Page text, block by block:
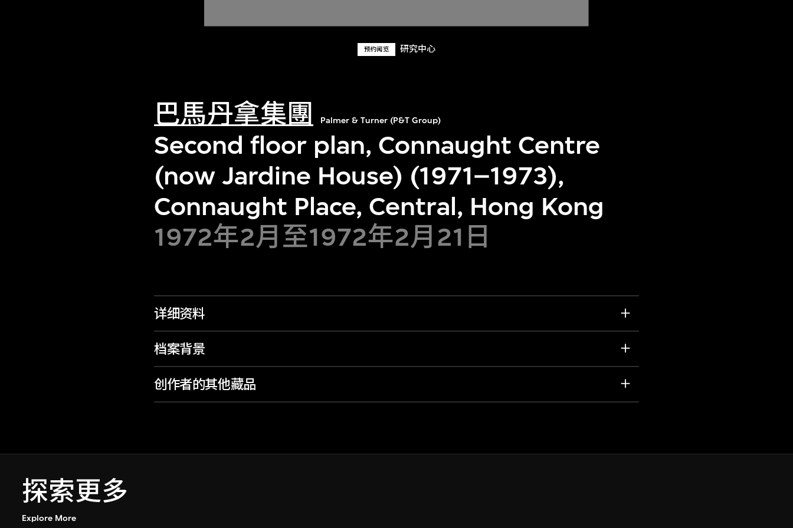
预约阅览 研究中心
巴馬丹拿集團 Palmer & Turner (P&T Group)
Second floor plan, Connaught Centre
(now Jardine House) (1971–1973),
Connaught Place, Central, Hong Kong
1972年2月至1972年2月21日
详细资料
档案背景
创作者的其他藏品
探索更多
Explore More